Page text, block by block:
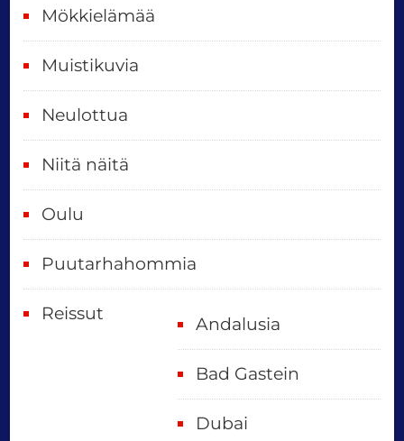
ä
t
Mökkielämää
Muistikuvia
Neulottua
Niitä näitä
Oulu
Puutarhahommia
Reissut
Andalusia
Bad Gastein
Dubai